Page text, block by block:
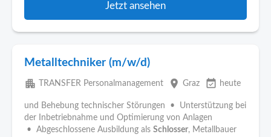
Jetzt ansehen
Metalltechniker (m/w/d)
apartment TRANSFER Personalmanagement place Graz event_available heute
und Behebung technischer Störungen • Unterstützung bei
der Inbetriebnahme und Optimierung von Anlagen
• Abgeschlossene Ausbildung als Schlosser, Metallbauer